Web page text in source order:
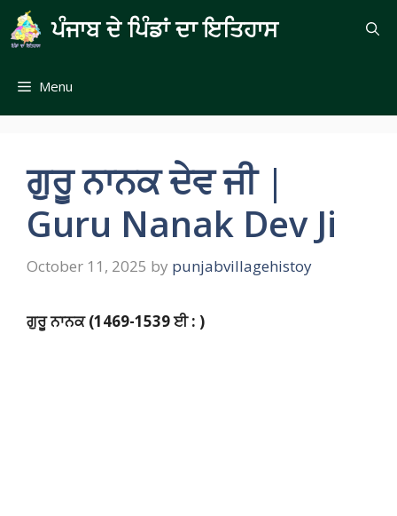
Skip
to
content
ਪੰਜਾਬ ਦੇ ਪਿੰਡਾਂ ਦਾ ਇਤਿਹਾਸ
Menu
ਗੁਰੂ ਨਾਨਕ ਦੇਵ ਜੀ |
Guru Nanak Dev Ji
October 11, 2025 by punjabvillagehistoy
ਗੁਰੂ ਨਾਨਕ (1469-1539ਈ: )